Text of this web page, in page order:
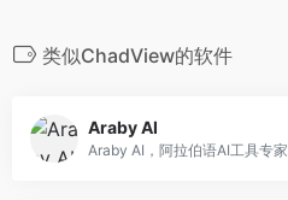
类似ChadView的软件
Araby AI
Araby AI，阿拉伯语AI工具专家